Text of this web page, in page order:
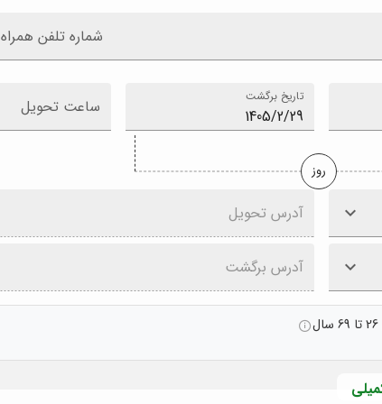
شماره تلفن همراه
تاریخ برگشت ساعت تحویل
روز
آدرس تحویل
آدرس برگشت